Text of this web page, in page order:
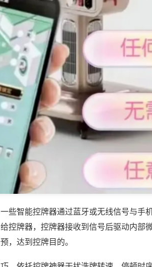
些智能控牌器通过蓝牙或无线信号与手
控牌器，控牌器接收到信号后驱动内部
，达到控牌目的。